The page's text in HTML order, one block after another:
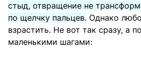
стыд, отвращение не
по щелчку пальцев. Однако
взрастить. Не вот так сразу, а
маленькими шагами: